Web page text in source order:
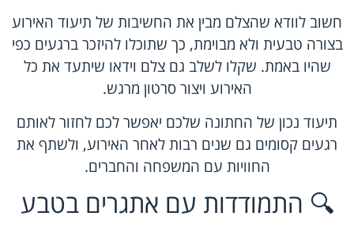
חשוב לוודא שהצלם מבין את החשיבות של תיעוד האירוע
בצורה טבעית ולא מבוימת, כך שתוכלו להיזכר ברגעים כפי
שהיו באמת. שקלו לשלב גם צלם וידאו שיתעד את כל
האירוע ויצור סרטון מרגש.
תיעוד נכון של החתונה שלכם יאפשר לכם לחזור לאותם
רגעים קסומים גם שנים רבות לאחר האירוע, ולשתף את
החוויות עם המשפחה והחברים.
🔍 התמודדות עם אתגרים בטבע